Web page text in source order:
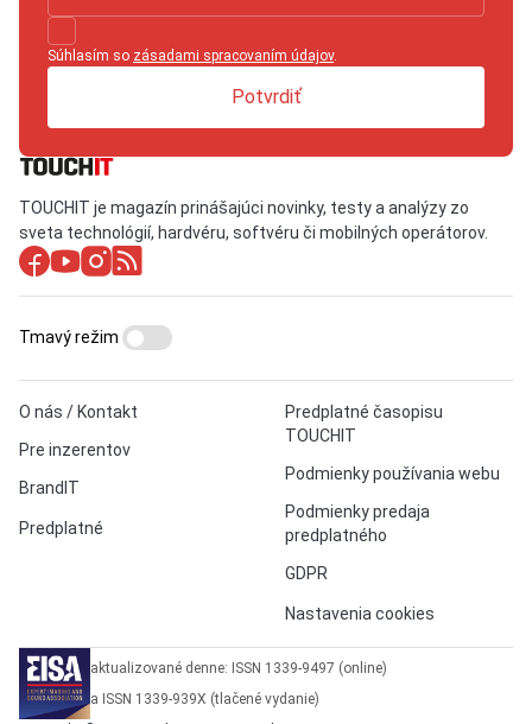
Súhlasím so zásadami spracovaním údajov.
Potvrdiť
TOUCHIT je magazín prinášajúci novinky, testy a analýzy zo
sveta technológií, hardvéru, softvéru či mobilných operátorov.
O nás / Kontakt
Pre inzerentov
BrandIT
Predplatné
Predplatné časopisu
TOUCHIT
Podmienky používania webu
Podmienky predaja
predplatného
GDPR
Nastavenia cookies
Tmavý režim
aktualizované denne: ISSN 1339-9497 (online)
a ISSN 1339-939X (tlačené vydanie)